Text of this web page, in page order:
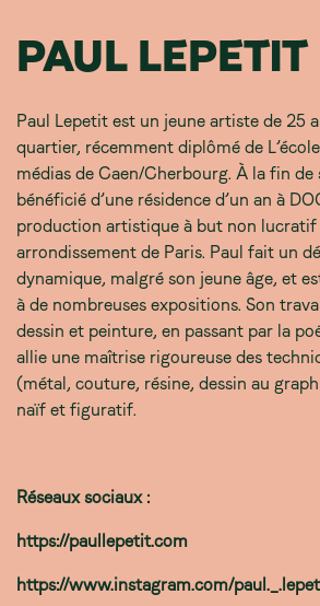
PAUL LEPETIT
Paul Lepetit est un jeune artiste de 25
quartier, récemment diplômé de
médias de Caen/Cherbourg. À la fin de
bénéficié d’une résidence d’un an à
production artistique à but non lucratif
arrondissement de Paris. Paul fait un
dynamique, malgré son jeune âge, et
à de nombreuses expositions. Son
dessin et peinture, en passant par la
allie une maîtrise rigoureuse des
(métal, couture, résine, dessin au
naïf et figuratif.
Réseaux sociaux :
https://paullepetit.com
https://www.instagram.com/